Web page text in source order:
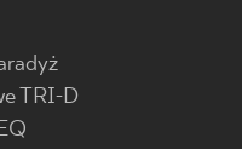
TRI-D